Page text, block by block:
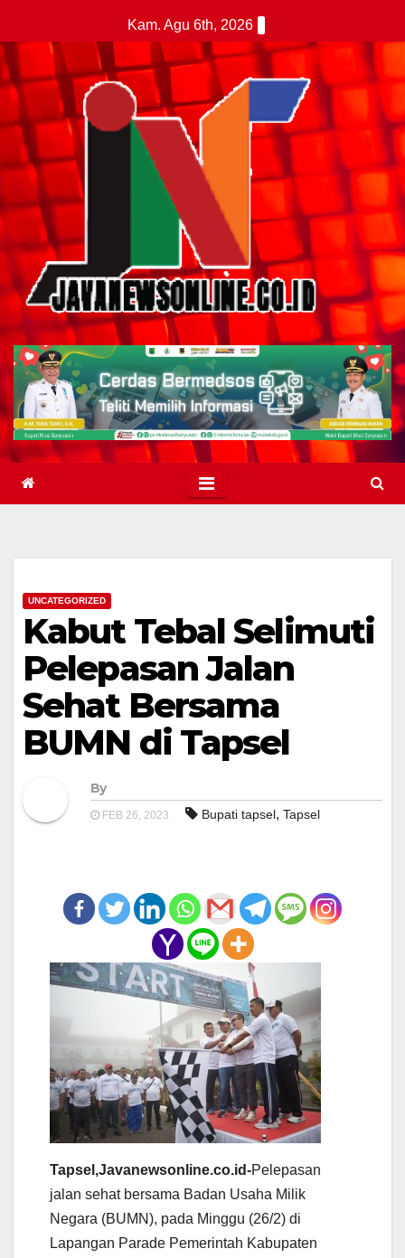
to
content
Kam. Agu 6th, 2026
UNCATEGORIZED
Kabut Tebal Selimuti
Pelepasan Jalan
Sehat Bersama
BUMN di Tapsel
By
FEB 26, 2023 Bupati tapsel, Tapsel
Tapsel,Javanewsonline.co.id-Pelepasan
jalan sehat bersama Badan Usaha Milik
Negara (BUMN), pada Minggu (26/2) di
Lapangan Parade Pemerintah Kabupaten